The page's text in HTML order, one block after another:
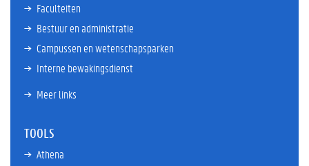
Faculteiten
Bestuur en administratie
Campussen en wetenschapsparken
Interne bewakingsdienst
Meer links
TOOLS
Athena